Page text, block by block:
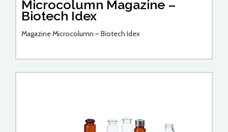
Microcolumn Magazine –
Biotech Idex
Magazine Microcolumn – Biotech Idex